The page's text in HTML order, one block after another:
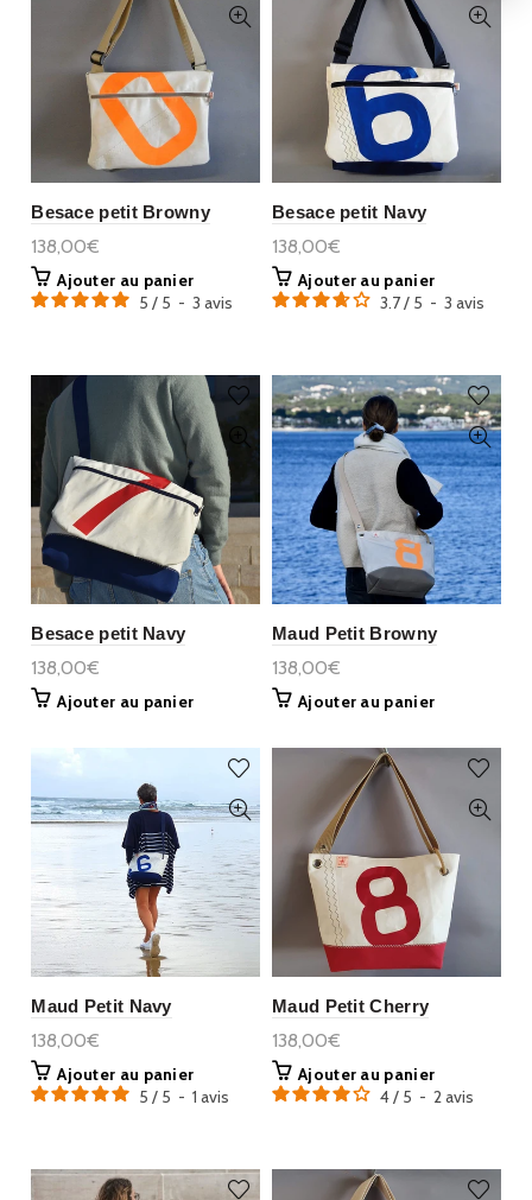
Besace petit Browny
138,00€
Ajouter au panier
5 / 5 - 3avis
Besace petit Navy
138,00€
Ajouter au panier
3.7/ 5 - 3 avis
Besace petit Navy
138,00€
Ajouter au panier
Maud Petit Browny
138,00€
Ajouter au panier
Maud Petit Navy
138,00€
Ajouter au panier
5 / 5 - 1avis
Maud Petit Cherry
138,00€
Ajouter au panier
4/ 5 - 2avis